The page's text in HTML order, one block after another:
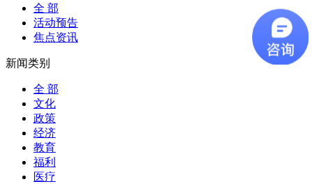
全 部
活动预告
焦点资讯
新闻类别
全 部
文化
政策
经济
教育
福利
医疗